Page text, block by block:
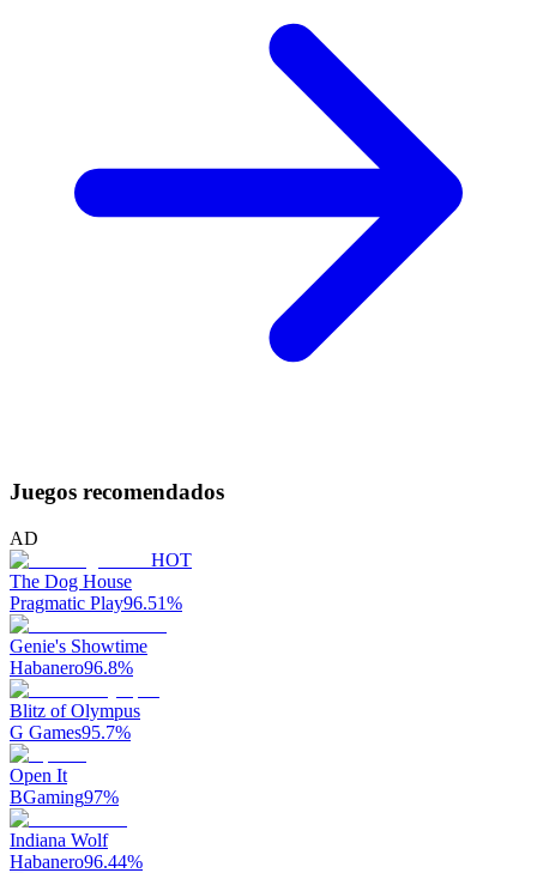
Juegos recomendados
AD
HOT
The Dog House
Pragmatic Play96.51%
Genie's Showtime
Habanero96.8%
Blitz of Olympus
G Games95.7%
Open It
BGaming97%
Indiana Wolf
Habanero96.44%